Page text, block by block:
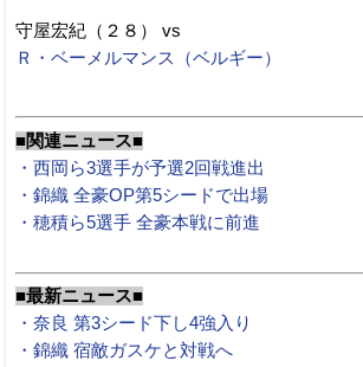
守屋宏紀（２８） vs
Ｒ・ベーメルマンス（ベルギー）
■関連ニュース■
・西岡ら3選手が予選2回戦進出
・錦織 全豪OP第5シードで出場
・穂積ら5選手 全豪本戦に前進
■最新ニュース■
・奈良 第3シード下し4強入り
・錦織 宿敵ガスケと対戦へ